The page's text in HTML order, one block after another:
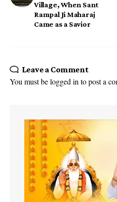
Village, When Sant
Rampal Ji Maharaj
Came as a Savior
Leave a Comment
You must belogged in to post a